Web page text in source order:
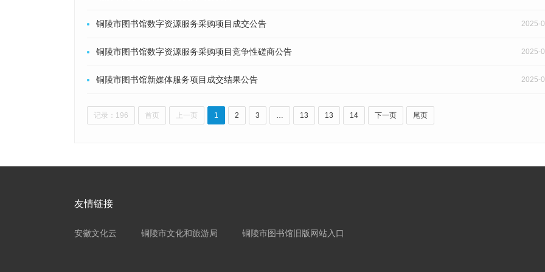
铜陵市图书馆数字资源服务采购项目成交公告 2025-
铜陵市图书馆数字资源服务采购项目竞争性磋商公告 2025-
铜陵市图书馆新媒体服务项目成交结果公告 2025-
记录：196 首页 上一页 1 2 3 … 13 13 14 下一页 尾页
友情链接
安徽文化云 铜陵市文化和旅游局 铜陵市图书馆旧版网站入口